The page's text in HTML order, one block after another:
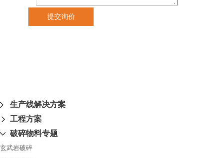
生产线解决方案
工程方案
破碎物料专题
玄武岩破碎